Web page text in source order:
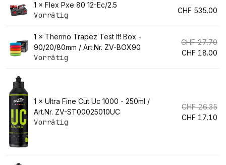
1 × Flex Pxe 80 12-Ec/2.5
Vorrätig
CHF 535.00
1 × Thermo Trapez Test It! Box -
90/20/80mm / Art.Nr. ZV-BOX90
Vorrätig
CHF27.70
CHF 18.00
1 × Ultra Fine Cut Uc 1000 - 250ml /
Art.Nr. ZV-ST00025010UC
Vorrätig
CHF26.35
CHF 17.10